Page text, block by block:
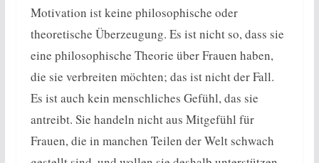
Motivation ist keine philosophische oder
theoretische Überzeugung. Es ist nicht so, dass sie
eine philosophische Theorie über Frauen haben,
die sie verbreiten möchten; das ist nicht der Fall.
Es ist auch kein menschliches Gefühl, das sie
antreibt. Sie handeln nicht aus Mitgefühl für
Frauen, die in manchen Teilen der Welt schwach